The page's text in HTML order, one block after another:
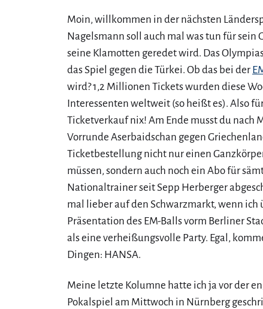
Moin, willkommen in der nächsten
Nagelsmann soll auch mal was tun für
seine Klamotten geredet wird. Das
das Spiel gegen die Türkei. Ob das bei der
wird? 1,2 Millionen Tickets wurden diese
Interessenten weltweit (so heißt es). Also
Ticketverkauf nix! Am Ende musst du nach
Vorrunde Aserbaidschan gegen
Ticketbestellung nicht nur einen
müssen, sondern auch noch ein Abo für
Nationaltrainer seit Sepp Herberger
mal lieber auf den Schwarzmarkt, wenn
Präsentation des EM-Balls vorm Berliner
als eine verheißungsvolle Party. Egal,
Dingen: HANSA.
Meine letzte Kolumne hatte ich ja vor der
Pokalspiel am Mittwoch in Nürnberg